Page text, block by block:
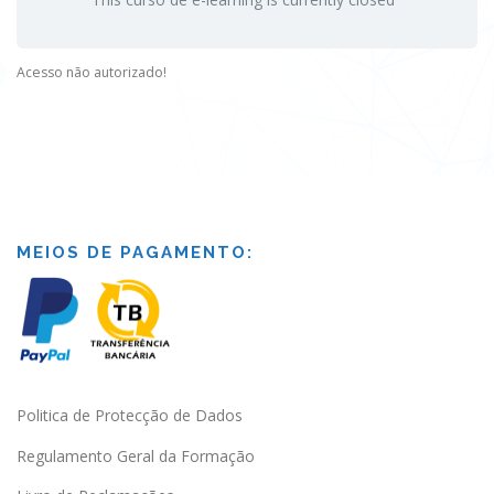
Acesso não autorizado!
MEIOS DE PAGAMENTO:
Politica de Protecção de Dados
Regulamento Geral da Formação